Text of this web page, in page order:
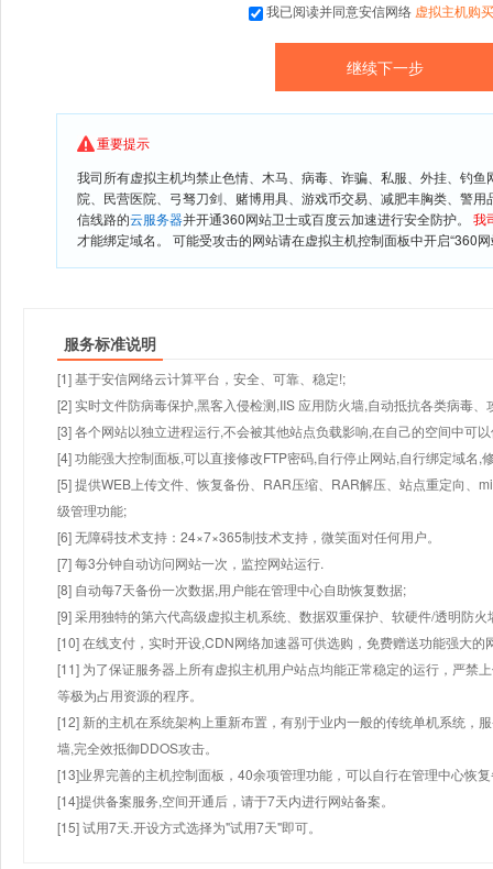
我已阅读并同意安信网络 虚拟主机购
重要提示
我司所有虚拟主机均禁止色情、木马、病毒、诈骗、私服、外挂、钓
院、民营医院、弓驽刀剑、赌博用具、游戏币交易、减肥丰胸类、警
信线路的云服务器并开通360网站卫士或百度云加速进行安全防护。 我
才能绑定域名。 可能受攻击的网站请在虚拟主机控制面板中开启“360
服务标准说明
[1] 基于安信网络云计算平台，安全、可靠、稳定!;
[2] 实时文件防病毒保护,黑客入侵检测,IIS 应用防火墙,自动抵抗各类病毒、
[3] 各个网站以独立进程运行,不会被其他站点负载影响,在自己的空间中可
[4] 功能强大控制面板,可以直接修改FTP密码,自行停止网站,自行绑定域名,
[5] 提供WEB上传文件、恢复备份、RAR压缩、RAR解压、站点重定向、
级管理功能;
[6] 无障碍技术支持：24×7×365制技术支持，微笑面对任何用户。
[7] 每3分钟自动访问网站一次，监控网站运行.
[8] 自动每7天备份一次数据,用户能在管理中心自助恢复数据;
[9] 采用独特的第六代高级虚拟主机系统、数据双重保护、软硬件/透明防火
[10] 在线支付，实时开设,CDN网络加速器可供选购，免费赠送功能强大
[11] 为了保证服务器上所有虚拟主机用户站点均能正常稳定的运行，严禁
等极为占用资源的程序。
[12] 新的主机在系统架构上重新布置，有别于业内一般的传统单机系统，
墙,完全效抵御DDOS攻击。
[13]业界完善的主机控制面板，40余项管理功能，可以自行在管理中心恢
[14]提供备案服务,空间开通后，请于7天内进行网站备案。
[15] 试用7天.开设方式选择为"试用7天"即可。